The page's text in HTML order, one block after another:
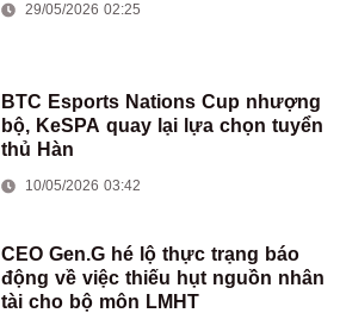
29/05/2026 02:25
BTC Esports Nations Cup nhượng
bộ, KeSPA quay lại lựa chọn tuyển
thủ Hàn
10/05/2026 03:42
CEO Gen.G hé lộ thực trạng báo
động về việc thiếu hụt nguồn nhân
tài cho bộ môn LMHT